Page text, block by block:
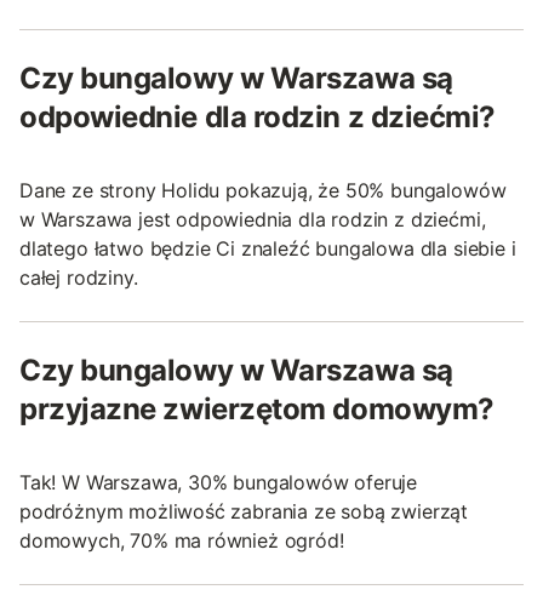
Czy bungalowy w Warszawa są
odpowiednie dla rodzin z dziećmi?
Dane ze strony Holidu pokazują, że 50% bungalowów
w Warszawa jest odpowiednia dla rodzin z dziećmi,
dlatego łatwo będzie Ci znaleźć bungalowa dla siebie i
całej rodziny.
Czy bungalowy w Warszawa są
przyjazne zwierzętom domowym?
Tak! W Warszawa, 30% bungalowów oferuje
podróżnym możliwość zabrania ze sobą zwierząt
domowych, 70% ma również ogród!